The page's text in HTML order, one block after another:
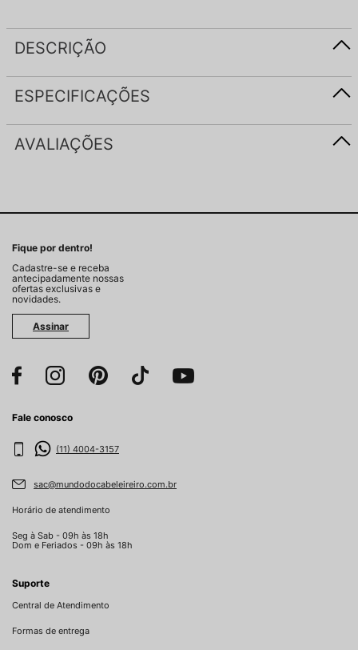
DESCRIÇÃO
ESPECIFICAÇÕES
AVALIAÇÕES
Fique por dentro!
Cadastre-se e receba
antecipadamente nossas
ofertas exclusivas e
novidades.
Assinar
Fale conosco
(11) 4004-3157
sac@mundodocabeleireiro.com.br
Horário de atendimento
Seg à Sab - 09h às 18h
Dom e Feriados - 09h às 18h
Suporte
Central de Atendimento
Formas de entrega